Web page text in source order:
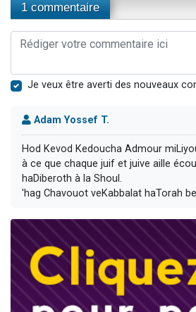
1 commentaire
Je veux être averti des nouveaux
Adam Yossef T.
Hod Kevod Kedoucha Admour
à ce que chaque juif et juive aille
haDiberoth à la Shoul.
'hag Chavouot veKabbalat haTorah